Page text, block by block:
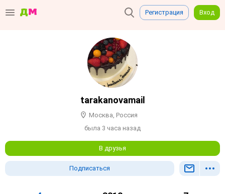
Регистрация Вход
tarakanovamail
Москва, Россия
была 3 часа назад
В друзья
Подписаться